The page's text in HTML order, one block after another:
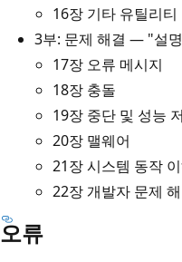
16장 기타 유틸리티
3부: 문제 해결 — "설
17장 오류 메시지
18장 충돌
19장 중단 및 성능
20장 맬웨어
21장 시스템 동작
22장 개발자 문제
오류